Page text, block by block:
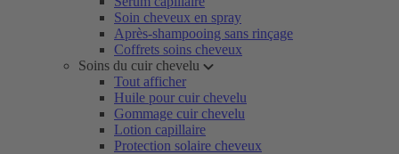
Soin cheveux en spray
Après-shampooing sans rinçage
Coffrets soins cheveux
Soins du cuir chevelu
Tout afficher
Huile pour cuir chevelu
Gommage cuir chevelu
Lotion capillaire
Protection solaire cheveux